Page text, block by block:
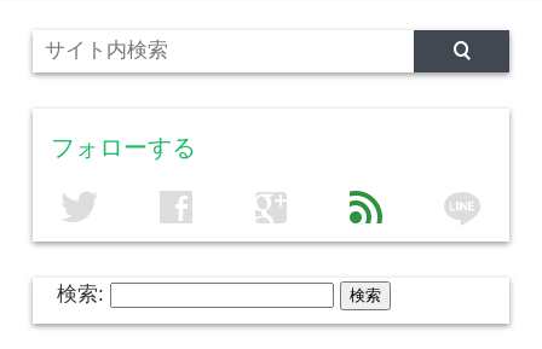
フォローする
twitter facebook google feed line
検索: